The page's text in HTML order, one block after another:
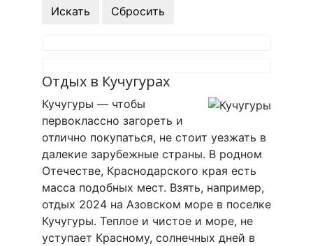
Отдых в Кучугурах
Кучугуры — чтобы
первоклассно загореть и
отлично покупаться, не стоит уезжать в
далекие зарубежные страны. В родном
Отечестве, Краснодарского края есть
масса подобных мест. Взять, например,
отдых 2024 на Азовском море в поселке
Кучугуры. Теплое и чистое и море, не
уступает Красному, солнечных дней в